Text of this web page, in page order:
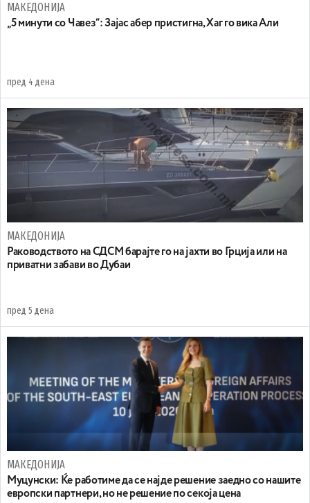
МАКЕДОНИЈА
„5 минути со Чавез“: Зајас абер пристигна, Хаг го вика Али
пред 4 дена
МАКЕДОНИЈА
Раководството на СДСМ барајте го на јахти во Грција или на
приватни забави во Дубаи
пред 5 дена
МАКЕДОНИЈА
Муцунски: Ќе работиме да се најде решение заедно со нашите
европски партнери, но не решение по секоја цена